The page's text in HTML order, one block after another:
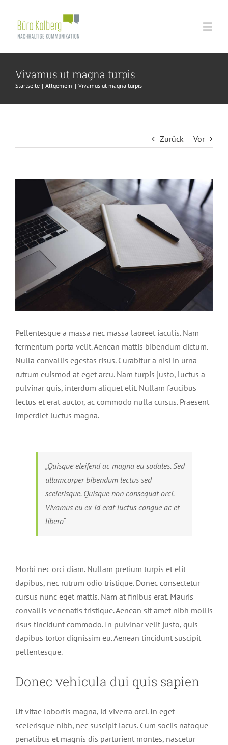
Inhalt
springen
Büro Kolberg
Consulting | PR | Journalismus
Kundenstimmen
Vivamus ut magna turpis
Startseite Allgemein Vivamus ut magna turpis
Zurück Vor
Pellentesque a massa nec massa laoreet iaculis. Nam
fermentum porta velit. Aenean mattis bibendum dictum.
Nulla convallis egestas risus. Curabitur a nisi in urna
rutrum euismod at eget arcu. Nam turpis justo, luctus a
pulvinar quis, interdum aliquet elit. Nullam faucibus
lectus et erat auctor, ac commodo nulla cursus. Praesent
imperdiet luctus magna.
„Quisque eleifend ac magna eu sodales. Sed
ullamcorper bibendum lectus sed
scelerisque. Quisque non consequat orci.
Vivamus eu ex id erat luctus congue ac et
libero“
Morbi nec orci diam. Nullam pretium turpis et elit
dapibus, nec rutrum odio tristique. Donec consectetur
cursus nunc eget mattis. Nam at finibus erat. Mauris
convallis venenatis tristique. Aenean sit amet nibh mollis
risus tincidunt commodo. In pulvinar velit justo, quis
dapibus tortor dignissim eu. Aenean tincidunt suscipit
pellentesque.
Donec vehicula dui quis sapien
Ut vitae lobortis magna, id viverra orci. In eget
scelerisque nibh, nec suscipit lacus. Cum sociis natoque
penatibus et magnis dis parturient montes, nascetur